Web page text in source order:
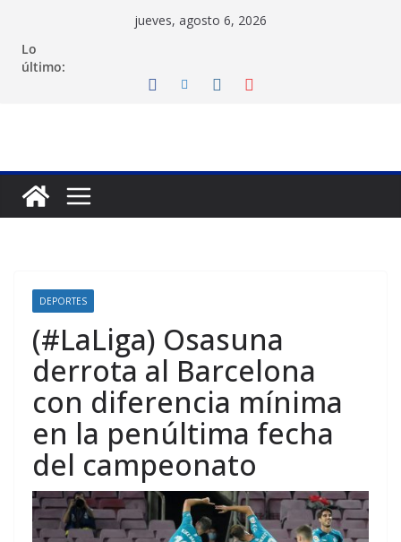
contenido
jueves, agosto 6, 2026
Lo
último:
DEPORTES
(#LaLiga) Osasuna
derrota al Barcelona
con diferencia mínima
en la penúltima fecha
del campeonato